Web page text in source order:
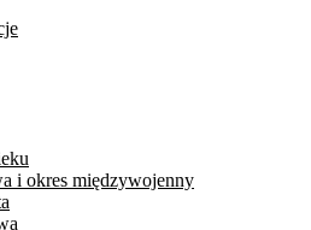
i okres międzywojenny